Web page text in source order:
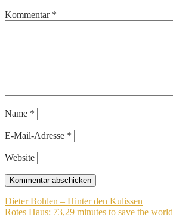
Kommentar *
Name *
E-Mail-Adresse *
Website
Beitragsnavigation
Dieter Bohlen – Hinter den Kulissen
Rotes Haus: 73,29 minutes to save the world